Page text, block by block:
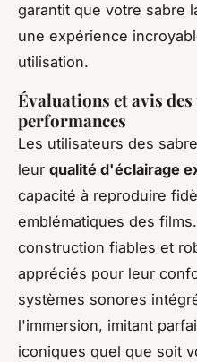
garantit que votre sabre
une expérience
utilisation.
Évaluations et avis
performances
Les utilisateurs des
leur qualité d'éclairage
capacité à reproduire
emblématiques des
construction fiables et
appréciés pour leur
systèmes sonores
l'immersion, imitant
iconiques quel que soit